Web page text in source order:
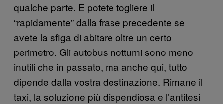
qualche parte. E potete togliere il
“rapidamente” dalla frase precedente se
avete la sfiga di abitare oltre un certo
perimetro. Gli autobus notturni sono meno
inutili che in passato, ma anche qui, tutto
dipende dalla vostra destinazione. Rimane il
taxi, la soluzione più dispendiosa e l’antitesi